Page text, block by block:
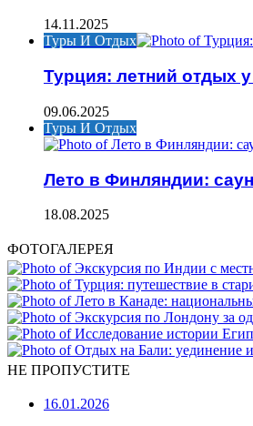
14.11.2025
Туры И Отдых
Турция: летний отдых
09.06.2025
Туры И Отдых
Лето в Финляндии:
18.08.2025
ФОТОГАЛЕРЕЯ
НЕ ПРОПУСТИТЕ
16.01.2026